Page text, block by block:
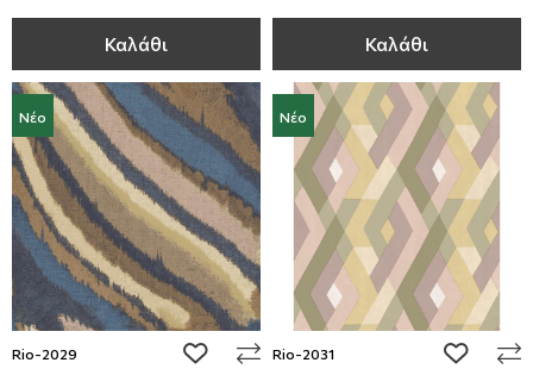
Καλάθι Καλάθι
Νέο
Rio-2029 add to wishlist
Νέο
Rio-2031 add to